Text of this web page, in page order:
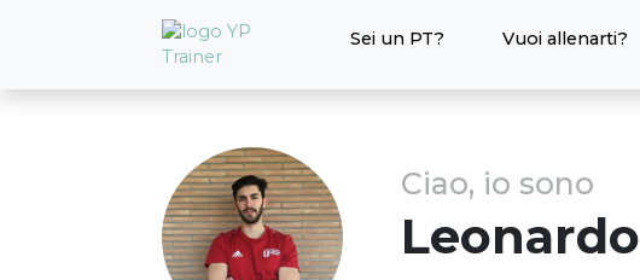
Sei un PT? Vuoi allenarti?
Ciao, io sono
Leonardo